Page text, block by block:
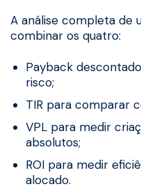
A análise completa de
combinar os quatro:
Payback
risco;
TIR para comparar
VPL para medir
absolutos;
ROI para medir
alocado.